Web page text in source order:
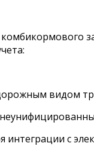
видом
с